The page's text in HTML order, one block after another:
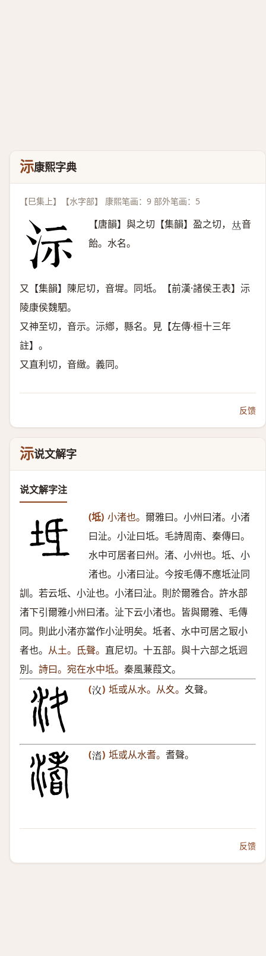
沶康熙字典
【巳集上】【水字部】 康熙笔画：9 部外笔画：5
【唐韻】與之切【集韻】盈之切， 𠀤音
飴。水名。
又【集韻】陳尼切，音墀。同坻。【前漢·諸侯王表】沶
陵康侯魏駟。
又神至切，音示。沶鄕，縣名。見【左傳·桓十三年
註】。
又直利切，音緻。義同。
反馈
沶说文解字
说文解字注
(坻) 小渚也。 爾雅曰。小州曰渚。小渚
曰沚。小沚曰坻。毛詩周南、秦傳曰。
水中可居者曰州。渚、小州也。坻、小
渚也。小渚曰沚。今按毛傳不應坻沚同
訓。若云坻、小沚也。小渚曰沚。則於爾雅合。許水部
渚下引爾雅小州曰渚。沚下云小渚也。皆與爾雅、毛傳
同。則此小渚亦當作小沚明矣。坻者、水中可居之冣小
者也。 从土。氐聲。 直尼切。十五部。與十六部之坁迥
別。 詩曰。宛在水中坻。 秦風蒹葭文。
(𣲋 ) 坻或从水。从夊。 夊聲。
(𣹡 ) 坻或从水耆。 耆聲。
反馈